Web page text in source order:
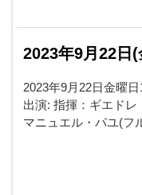
2023年9月22日
2023年9月22日金曜
出演: 指揮：ギエド
マニュエル・パユ(